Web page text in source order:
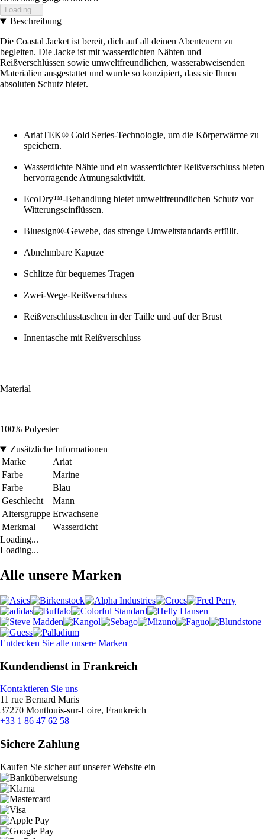
Loading...
Beschreibung
Die Coastal Jacket ist bereit, dich auf all deinen Abenteuern zu
begleiten. Die Jacke ist mit wasserdichten Nähten und
Reißverschlüssen sowie umweltfreundlichen, wasserabweisenden
Materialien ausgestattet und wurde so konzipiert, dass sie Ihnen
absoluten Schutz bietet.
AriatTEK® Cold Series-Technologie, um die Körperwärme zu
speichern.
Wasserdichte Nähte und ein wasserdichter Reißverschluss bieten
hervorragende Atmungsaktivität.
EcoDry™-Behandlung bietet umweltfreundlichen Schutz vor
Witterungseinflüssen.
Bluesign®-Gewebe, das strenge Umweltstandards erfüllt.
Abnehmbare Kapuze
Schlitze für bequemes Tragen
Zwei-Wege-Reißverschluss
Reißverschlusstaschen in der Taille und auf der Brust
Innentasche mit Reißverschluss
Material
100% Polyester
Zusätzliche Informationen
Marke
Ariat
Farbe
Marine
Farbe
Blau
Geschlecht
Mann
Altersgruppe Erwachsene
Merkmal
Wasserdicht
Loading...
Loading...
Alle unsere Marken
Entdecken Sie alle unsere Marken
Kundendienst in Frankreich
Kontaktieren Sie uns
11 rue Bernard Maris
37270 Montlouis-sur-Loire, Frankreich
+33 1 86 47 62 58
Sichere Zahlung
Kaufen Sie sicher auf unserer Website ein